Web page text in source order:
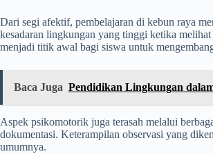
Dari segi afektif, pembelajaran di kebun raya
kesadaran lingkungan yang tinggi ketika
menjadi titik awal bagi siswa untuk
Baca Juga Pendidikan Lingkungan
Aspek psikomotorik juga terasah melalui
dokumentasi. Keterampilan observasi yang
umumnya.